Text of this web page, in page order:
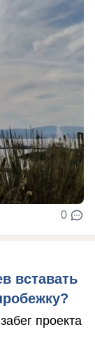
0
вставать
проекта